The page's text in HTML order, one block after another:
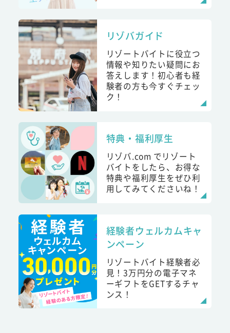
リゾバガイド
リゾートバイトに役立つ
情報や知りたい疑問にお
答えします！初心者も経
験者の方も今すぐチェッ
ク！
特典・福利厚生
リゾバ.com でリゾート
バイトをしたら、お得な
特典や福利厚生をぜひ利
用してみてくださいね！
経験者ウェルカムキャ
ンペーン
リゾートバイト経験者必
見！3万円分の電子マネ
ーギフトをGETするチャ
ンス！